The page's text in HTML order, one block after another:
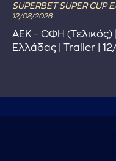
SUPERBET SUPER
12/08/2026
ΑΕΚ - ΟΦΗ (Τελικός)
Ελλάδας | Trailer |